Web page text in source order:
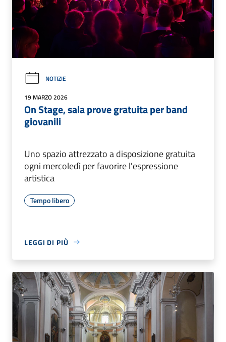
NOTIZIE
19 MARZO 2026
On Stage, sala prove gratuita per band
giovanili
Uno spazio attrezzato a disposizione gratuita
ogni mercoledì per favorire l'espressione
artistica
Tempo libero
LEGGI DI PIÙ